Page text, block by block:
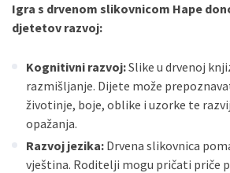
Igra s drvenom slikovnicom Hape
djetetov razvoj:
Kognitivni razvoj:Slike u drvenoj
razmišljanje. Dijete može
životinje, boje, oblike i uzorke te
opažanja.
Razvoj jezika: Drvena slikovnica
vještina. Roditelji mogu pričati priče